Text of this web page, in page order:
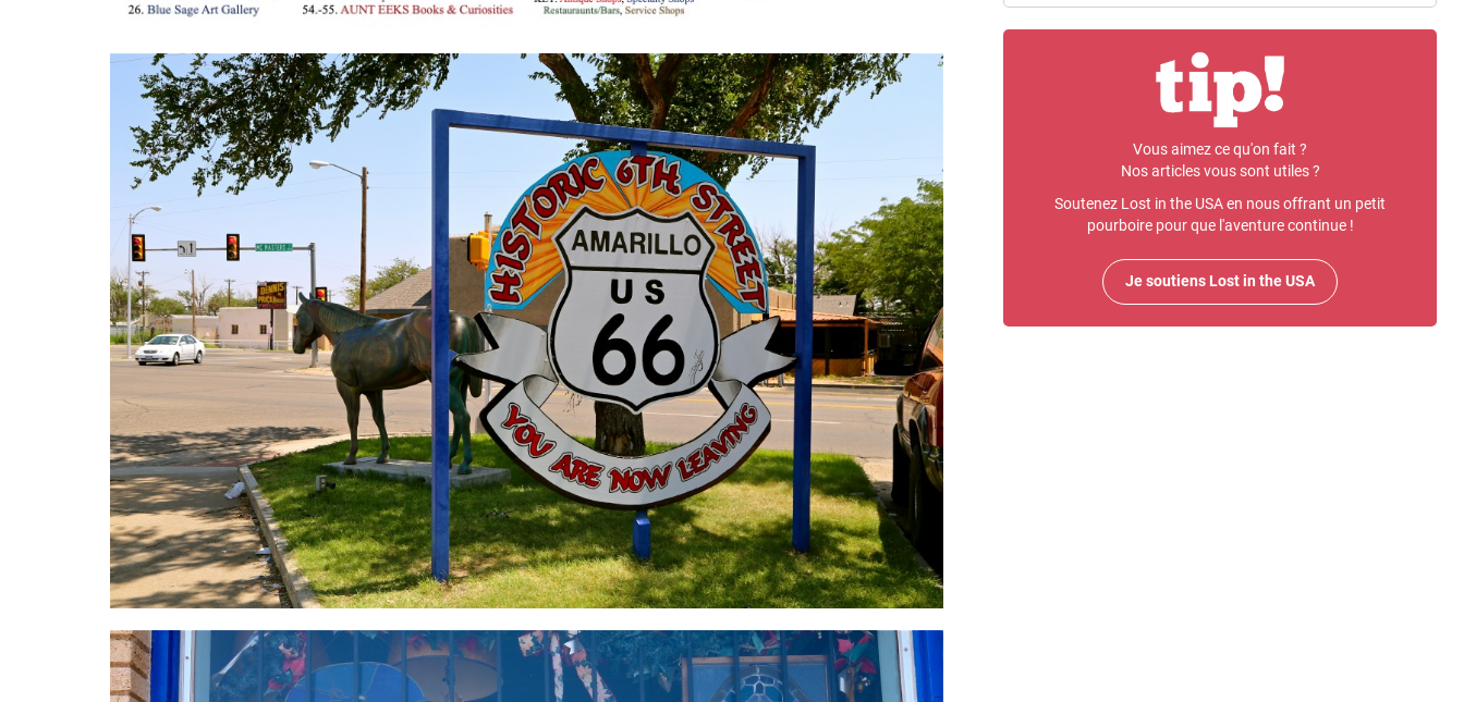
Vous aimez ce qu'on fait ?
Nos articles vous sont utiles ?
Soutenez Lost in the USA en nous offrant un petit
pourboire pour que l'aventure continue !
Je soutiens Lost in the USA